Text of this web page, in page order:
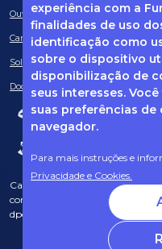
experiência com a
finalidades de uso
identificação como
sobre o dispositivo
disponibilização de
seus interesses.
suas preferências
navegador.
Para mais instruções e
Privacidade e Cookies.
Ouvidoria
Canal de Denúncias
Solicitação de informações
Documentos obrigatórios
Caso tenha dúvidas sobre
contato com o nosso DPO
dpo@fcopel.org.br